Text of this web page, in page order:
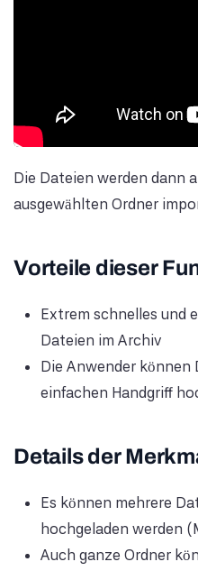
Die Dateien werden dann
ausgewählten Ordner
Vorteile dieser
Extrem schnelles und
Dateien im Archiv
Die Anwender
einfachen Handgriff
Details der
Es können mehrere
hochgeladen werden
Auch ganze Ordner